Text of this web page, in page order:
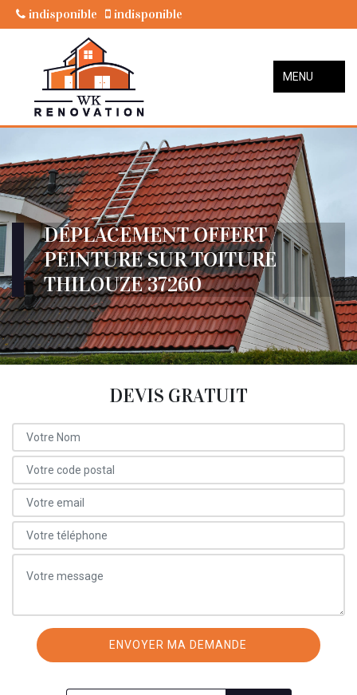
indisponible indisponible
MENU
DÉPLACEMENT OFFERT
PEINTURE SUR TOITURE
THILOUZE 37260
DEVIS GRATUIT